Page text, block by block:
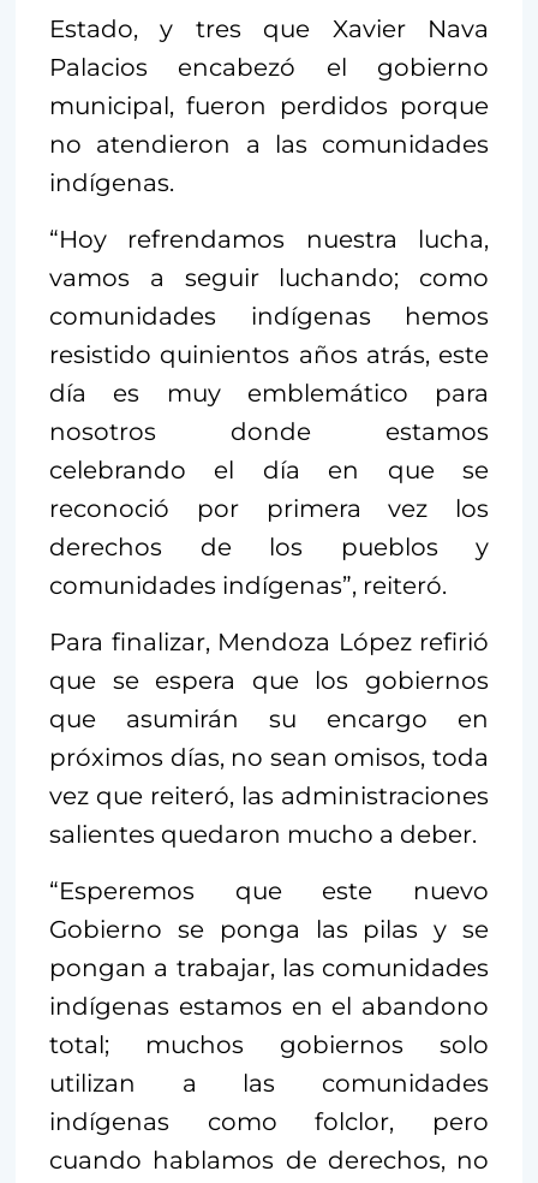
Estado, y tres que Xavier Nava
Palacios encabezó el gobierno
municipal, fueron perdidos porque
no atendieron a las comunidades
indígenas.
“Hoy refrendamos nuestra lucha,
vamos a seguir luchando; como
comunidades indígenas hemos
resistido quinientos años atrás, este
día es muy emblemático para
nosotros donde estamos
celebrando el día en que se
reconoció por primera vez los
derechos de los pueblos y
comunidades indígenas”, reiteró.
Para finalizar, Mendoza López refirió
que se espera que los gobiernos
que asumirán su encargo en
próximos días, no sean omisos, toda
vez que reiteró, las administraciones
salientes quedaron mucho a deber.
“Esperemos que este nuevo
Gobierno se ponga las pilas y se
pongan a trabajar, las comunidades
indígenas estamos en el abandono
total; muchos gobiernos solo
utilizan a las comunidades
indígenas como folclor, pero
cuando hablamos de derechos, no